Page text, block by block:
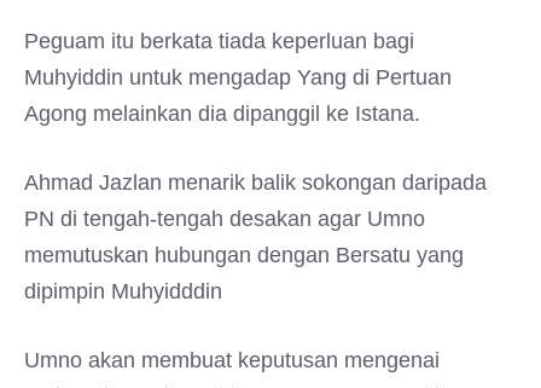
Peguam itu berkata tiada keperluan bagi
Muhyiddin untuk mengadap Yang di Pertuan
Agong melainkan dia dipanggil ke Istana.
Ahmad Jazlan menarik balik sokongan daripada
PN di tengah-tengah desakan agar Umno
memutuskan hubungan dengan Bersatu yang
dipimpin Muhyidddin
Umno akan membuat keputusan mengenai